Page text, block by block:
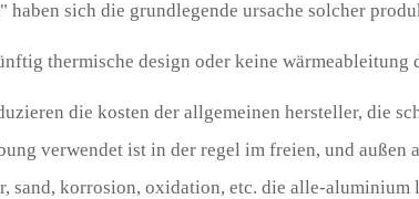
haben sich die grundlegende ursache solcher
thermische design oder keine
die kosten der allgemeinen hersteller, die
verwendet ist in der regel im freien, und
sand, korrosion, oxidation, etc. die alle-